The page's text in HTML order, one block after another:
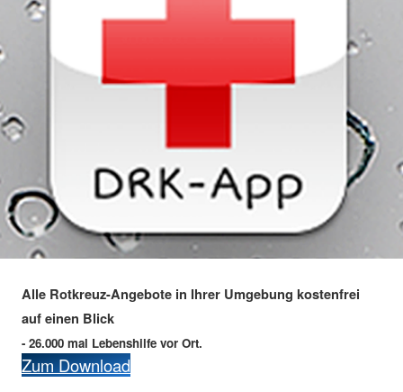
Alle Rotkreuz-Angebote in Ihrer Umgebung kostenfrei
auf einen Blick
- 26.000 mal Lebenshilfe vor Ort.
Zum Download